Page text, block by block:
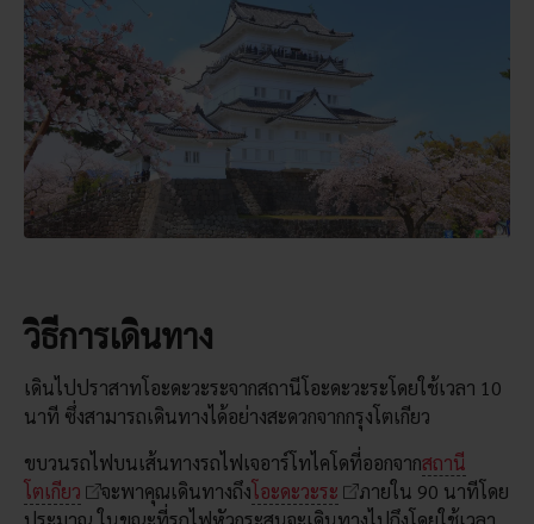
วิธีการเดินทาง
เดินไปปราสาทโอะดะวะระจากสถานีโอะดะวะระโดยใช้เวลา 10
นาที ซึ่งสามารถเดินทางได้อย่างสะดวกจากกรุงโตเกียว
ขบวนรถไฟบนเส้นทางรถไฟเจอาร์โทไคโดที่ออกจากสถานี
โตเกียว
จะพาคุณเดินทางถึงโอะดะวะระ
ภายใน 90 นาทีโดย